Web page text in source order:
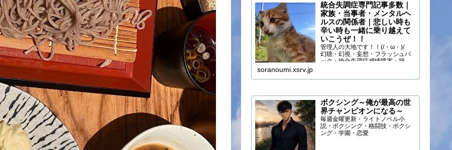
統合失調症専門記事多数｜
家族・当事者・メンタルヘ
ルスの関係者｜悲しい時も
辛い時も一緒に乗り越えて
いこうぜ！！
管理人の大地です！！(/・ω・)/
幻聴・幻視・妄想・フラッシュバ
ック・統合失調症感情障害・躁う
soranoumi.xsrv.jp
ボクシング～俺が最高の世
界チャンピオンになる～
毎週金曜更新・ライトノベル小
説・ボクシング・格闘技・ボクシ
ング・学園・恋愛